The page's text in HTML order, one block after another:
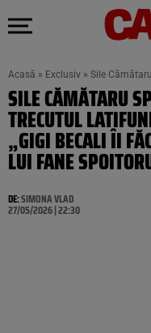
Acasă » Exclusiv » Sile
SILE CĂMĂTARU
TRECUTUL
„GIGI BECALI ÎI
LUI FANE
DE:SIMONA VLAD
27/05/2026 | 22:30